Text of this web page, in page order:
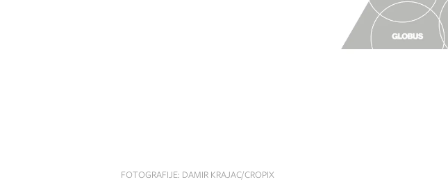
FOTOGRAFIJE: DAMIR KRAJAC/CROPIX